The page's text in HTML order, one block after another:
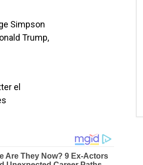
Simpson
Trump,
el